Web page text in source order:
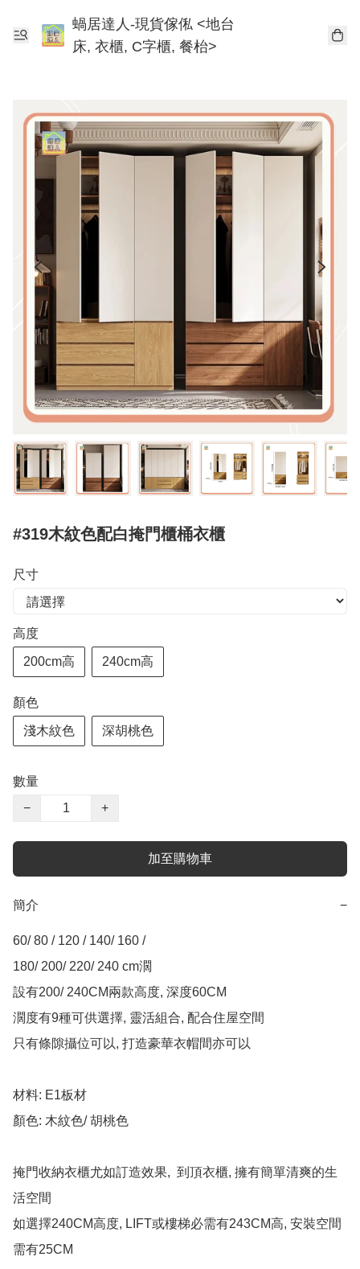
蝸居達人-現貨傢俬 <地台
床, 衣櫃, C字櫃, 餐枱>
#319木紋色配白掩門櫃桶衣櫃
尺寸
高度
200cm高 240cm高
顏色
淺木紋色 深胡桃色
數量
−
+
加至購物車
簡介 −
60/ 80 / 120 / 140/ 160 /
180/ 200/ 220/ 240 cm濶
設有200/ 240CM兩款高度, 深度60CM
濶度有9種可供選擇, 靈活組合, 配合住屋空間
只有條隙攝位可以, 打造豪華衣帽間亦可以
材料: E1板材
顏色: 木紋色/ 胡桃色
掩門收納衣櫃尤如訂造效果,  到頂衣櫃, 擁有簡單清爽的生
活空間
如選擇240CM高度, LIFT或樓梯必需有243CM高, 安裝空間
需有25CM